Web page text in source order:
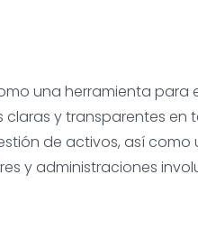
una herramienta
y transparentes en
de activos, así
y administraciones